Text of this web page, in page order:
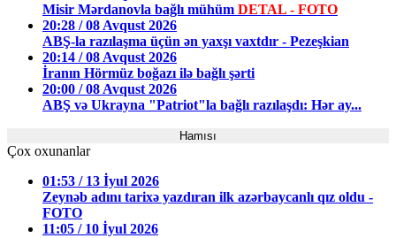
Misir Mərdanovla bağlı mühüm DETAL - FOTO
20:28 / 08 Avqust 2026
ABŞ-la razılaşma üçün ən yaxşı vaxtdır - Pezeşkian
20:14 / 08 Avqust 2026
İranın Hörmüz boğazı ilə bağlı şərti
20:00 / 08 Avqust 2026
ABŞ və Ukrayna "Patriot"la bağlı razılaşdı: Hər ay...
Hamısı
Çox oxunanlar
01:53 / 13 İyul 2026
Zeynəb adını tarixə yazdıran ilk azərbaycanlı qız oldu -
FOTO
11:05 / 10 İyul 2026